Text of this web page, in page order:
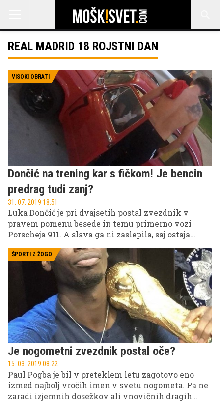
REAL MADRID 18 ROJSTNI DAN
VISOKI OBRATI
Dončić na trening kar s fičkom! Je bencin
predrag tudi zanj?
31. 07. 2019 18.51
Luka Dončić je pri dvajsetih postal zvezdnik v
pravem pomenu besede in temu primerno vozi
Porscheja 911. A slava ga ni zaslepila, saj ostaja
slovenski košarkar Edo Murić, na kateri se Luka s
treninga vrača s fičotom!
ŠPORTI Z ŽOGO
Je nogometni zvezdnik postal oče?
15. 03. 2019 08.22
Paul Pogba je bil v preteklem letu zagotovo eno
izmed najbolj vročih imen v svetu nogometa. Pa ne
zaradi izjemnih dosežkov ali vnovičnih dragih